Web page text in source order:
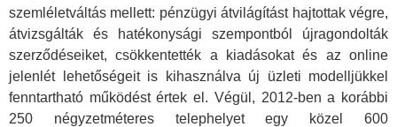
szemléletváltás mellett: pénzügyi átvilágítást hajtottak végre,
átvizsgálták és hatékonysági szempontból újragondolták
szerződéseiket, csökkentették a kiadásokat és az online
jelenlét lehetőségeit is kihasználva új üzleti modelljükkel
fenntartható működést értek el. Végül, 2012-ben a korábbi
250 négyzetméteres telephelyet egy közel 600